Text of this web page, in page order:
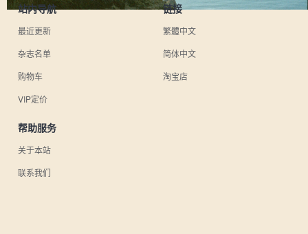
站内导航
最近更新
杂志名单
购物车
VIP定价
链接
繁體中文
简体中文
淘宝店
帮助服务
关于本站
联系我们